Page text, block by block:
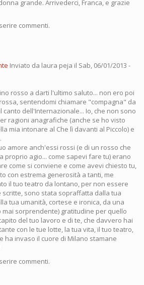
grande. Arrivederci, Franca, e grazie
commenti.
Inviato da laura peja il Sab, 06/01/2013 -
rosso a darti l'ultimo saluto... non ero poi
sentendomi chiamare "compagna" da
canto dell'Internazionale... Io, che non sono
ragioni anagrafiche (anche se ho visto
mia intonare al Che lì davanti al Piccolo) e
amore anch'essi rossi (e di un rosso che
proprio agio... come sapevi fare tu) erano
come si conviene e come avevi chiesto tu,
con estrema generosità a tanti, me
il tuo teatro da lontano, per non essere
scritte, sono stata sopraffatta dalla tua
tua umanità, cortese e ironica, da una
sorprendente) gratitudine per quello
del tuo lavoro e di te, che davvero hai
con le tue lotte, la tua vita, il tuo teatro,
ha invaso il cuore di Milano stamane
commenti.